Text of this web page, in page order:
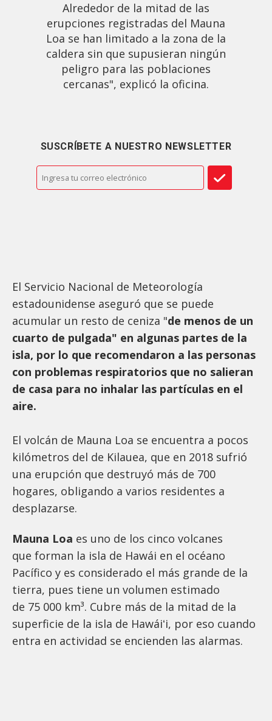
Alrededor de la mitad de las
erupciones registradas del Mauna
Loa se han limitado a la zona de la
caldera sin que supusieran ningún
peligro para las poblaciones
cercanas", explicó la oficina.
SUSCRÍBETE A NUESTRO NEWSLETTER
El Servicio Nacional de Meteorología
estadounidense aseguró que se puede
acumular un resto de ceniza "de menos de un
cuarto de pulgada" en algunas partes de la
isla, por lo que recomendaron a las personas
con problemas respiratorios que no salieran
de casa para no inhalar las partículas en el
aire.
El volcán de Mauna Loa se encuentra a pocos
kilómetros del de Kilauea, que en 2018 sufrió
una erupción que destruyó más de 700
hogares, obligando a varios residentes a
desplazarse.
Mauna Loa es uno de los cinco volcanes
que forman la isla de Hawái en el océano
Pacífico y es considerado el más grande de la
tierra, pues tiene un volumen estimado
de 75 000 km³. Cubre más de la mitad de la
superficie de la isla de Hawáiʻi, por eso cuando
entra en actividad se encienden las alarmas.